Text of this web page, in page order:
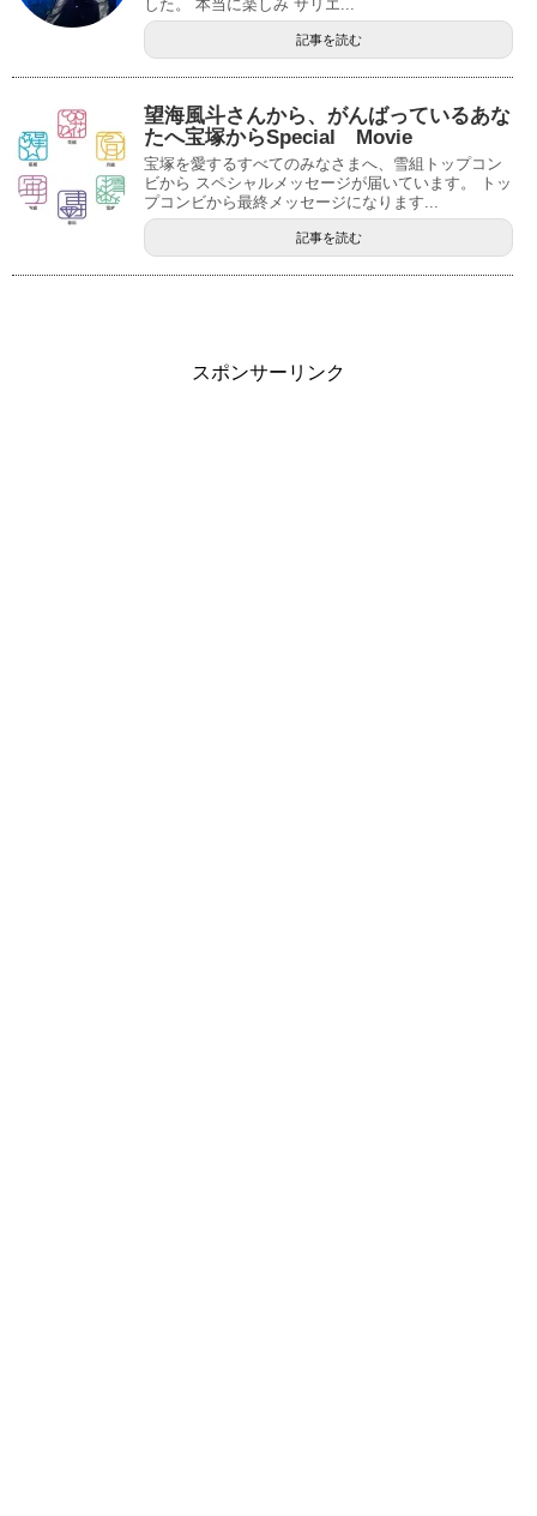
した。 本当に楽しみ サリエ...
記事を読む
望海風斗さんから、がんばっているあな
たへ宝塚からSpecial Movie
宝塚を愛するすべてのみなさまへ、雪組トップコン
ビから スペシャルメッセージが届いています。 トッ
プコンビから最終メッセージになります...
記事を読む
スポンサーリンク